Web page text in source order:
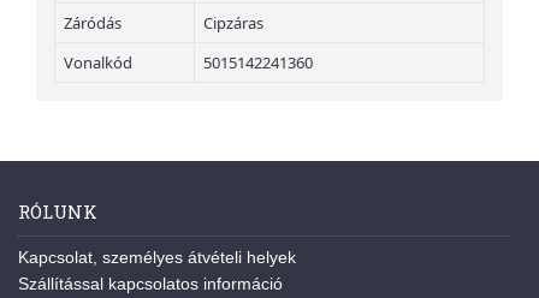
Záródás
Cipzáras
Vonalkód
5015142241360
RÓLUNK
Kapcsolat, személyes átvételi helyek
Szállítással kapcsolatos információ